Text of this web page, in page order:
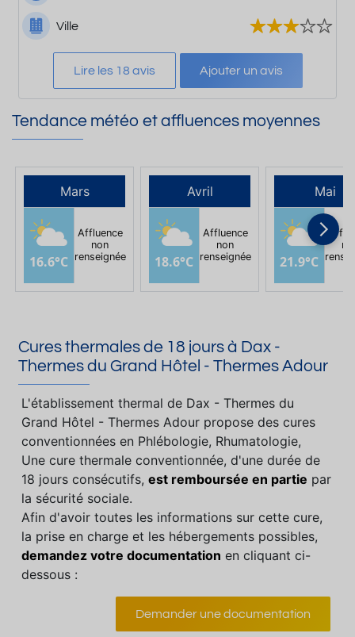
Ville
Lire les 18 avis Ajouter un avis
Tendance météo et affluences moyennes
Mars
16.6°C
Affluence
non
renseignée
Avril
18.6°C
Affluence
non
renseignée
Mai
21.9°C
Cures thermales de 18 jours à Dax -
Thermes du Grand Hôtel - Thermes Adour
L'établissement thermal de Dax - Thermes du
Grand Hôtel - Thermes Adour propose des cures
conventionnées en Phlébologie, Rhumatologie,
Une cure thermale conventionnée, d'une durée de
18 jours consécutifs, est remboursée en partie par
la sécurité sociale.
Afin d'avoir toutes les informations sur cette cure,
la prise en charge et les hébergements possibles,
demandez votre documentation en cliquant ci-
dessous :
Demander une documentation